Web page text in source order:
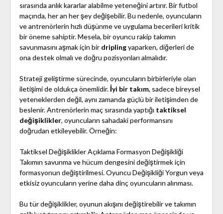
sırasında anlık kararlar alabilme yeteneğini artırır. Bir futbol
maçında, her an her şey değişebilir. Bu nedenle, oyuncuların
ve antrenörlerin hızlı düşünme ve uygulama becerileri kritik
bir öneme sahiptir. Mesela, bir oyuncu rakip takımın
savunmasını aşmak için bir driplingyaparken, diğerleri de
ona destek olmalı ve doğru pozisyonları almalıdır.
Strateji geliştirme sürecinde, oyuncuların birbirleriyle olan
iletişimi de oldukça önemlidir.İyi bir takım, sadece bireysel
yeteneklerden değil, aynı zamanda güçlü bir iletişimden de
beslenir. Antrenörlerin maç sırasında yaptığı taktiksel
değişiklikler, oyuncuların sahadaki performansını
doğrudan etkileyebilir. Örneğin:
Taktiksel Değişiklikler Açıklama Formasyon Değişikliği
Takımın savunma ve hücum dengesini değiştirmek için
formasyonun değiştirilmesi. Oyuncu Değişikliği Yorgun veya
etkisiz oyuncuların yerine daha dinç oyuncuların alınması.
Bu tür değişiklikler, oyunun akışını değiştirebilir ve takımın